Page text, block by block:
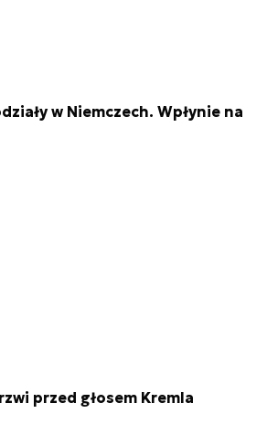
w Niemczech. Wpłynie na
przed głosem Kremla